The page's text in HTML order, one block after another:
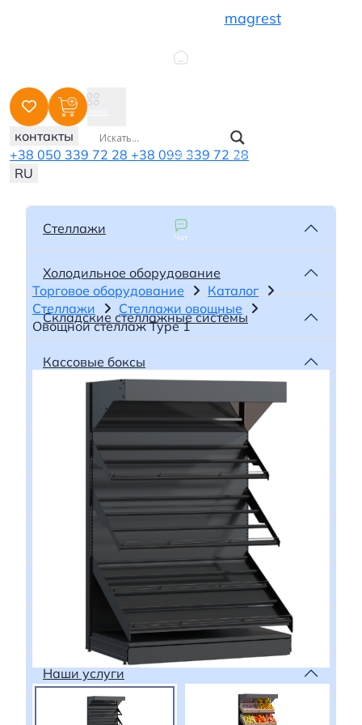
magrest
Каталог
Сопутствующие Товары
Услуги
Стеллажи
Холодильное оборудование
Складские стеллажные системы
Кассовые боксы
Почтоматы
Микромаркет
Сопутствующие товары
Сервисное обслуживание
Вопрос ответ
Наши услуги
Чат
контакты
+38 050 339 72 28 +38 099 339 72 28
RU
Торговое оборудование
Каталог
Стеллажи
Стеллажи овощные
Овощной стеллаж Type 1